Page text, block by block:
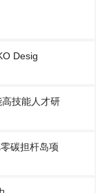
Desig
技能人才研
碳担杆岛项